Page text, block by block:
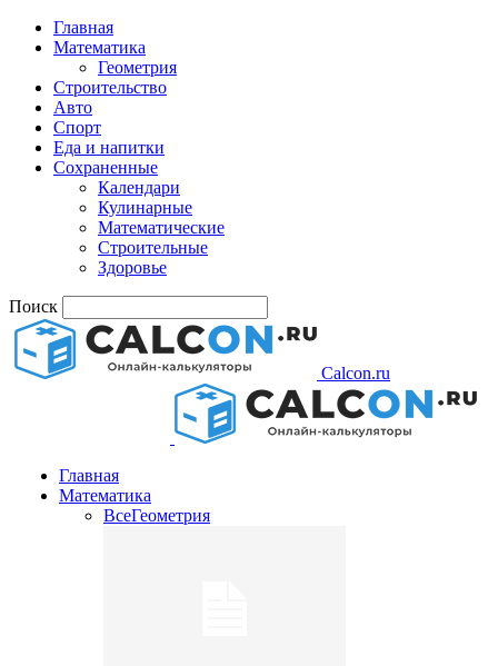
Главная
Математика
Геометрия
Строительство
Авто
Спорт
Еда и напитки
Сохраненные
Календари
Кулинарные
Математические
Строительные
Здоровье
Поиск
Calcon.ru
Главная
Математика
ВсеГеометрия